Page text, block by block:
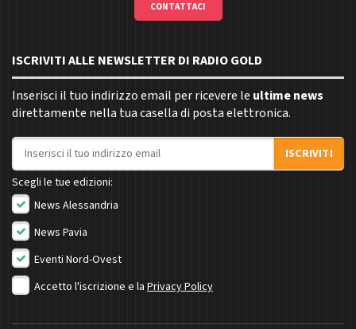
CONTATTACI
ISCRIVITI ALLE NEWSLETTER DI RADIO GOLD
Inserisci il tuo indirizzo email per ricevere le ultime news
direttamente nella tua casella di posta elettronica.
Indirizzo email
ISCRIVITI
Scegli le tue edizioni:
News Alessandria
News Pavia
Eventi Nord-Ovest
Accetto l'iscrizione e la Privacy Policy